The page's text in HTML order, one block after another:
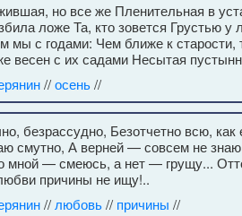
но все же Пленительная в
ложе Та, кто зовется Грустью
мы с годами: Чем ближе к старости,
весен с их садами Несытая
//осень//
безрассудно, Безотчетно всю, как
смутно, А верней — совсем не
мной — смеюсь, а нет — грущу...
причины не ищу!..
// любовь// причины //